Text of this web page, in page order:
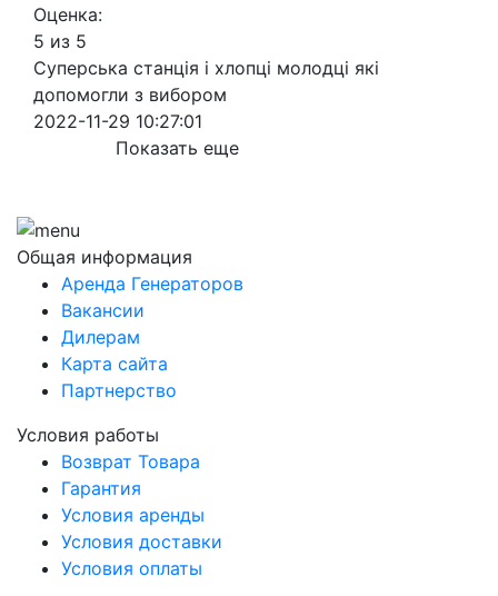
Оценка:
5 из 5
Суперська станція і хлопці молодці які
допомогли з вибором
2022-11-29 10:27:01
Показать еще
Общая информация
Аренда Генераторов
Вакансии
Дилерам
Карта сайта
Партнерство
Условия работы
Возврат Товара
Гарантия
Условия аренды
Условия доставки
Условия оплаты